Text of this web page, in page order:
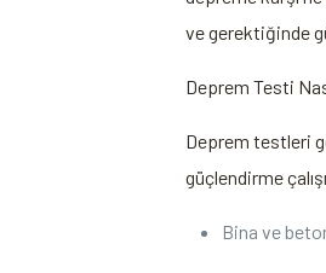
ve gerektiğinde
Deprem Testi
Deprem testleri
güçlendirme
Bina ve